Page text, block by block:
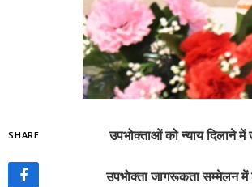
SHARE उपभोक्ताओं को न्याय दिलाने में
उपभोक्ता जागरूकता सम्मेलन में